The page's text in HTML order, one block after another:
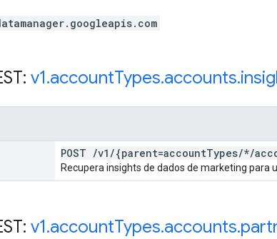
v1.accountTypes.accounts.
POST /v1 /{parent=accountTypes/*/
Recupera insights de dados de marketing para
v1.accountTypes.accounts.